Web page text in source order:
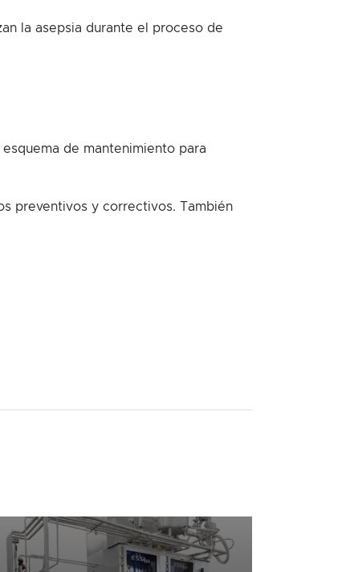
la asepsia durante el proceso de
de mantenimiento para
preventivos y correctivos. También